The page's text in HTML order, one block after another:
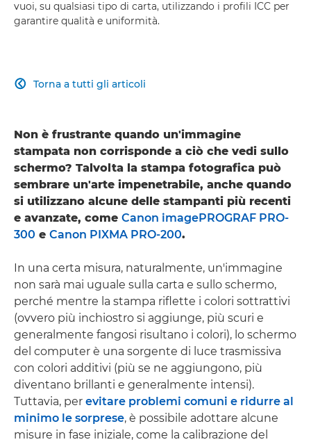
vuoi, su qualsiasi tipo di carta, utilizzando i profili ICC per
garantire qualità e uniformità.
Torna a tutti gli articoli

Non è frustrante quando un'immagine
stampata non corrisponde a ciò che vedi sullo
schermo? Talvolta la stampa fotografica può
sembrare un'arte impenetrabile, anche quando
si utilizzano alcune delle stampanti più recenti
e avanzate, come Canon imagePROGRAF PRO-
300 e Canon PIXMA PRO-200.
In una certa misura, naturalmente, un'immagine
non sarà mai uguale sulla carta e sullo schermo,
perché mentre la stampa riflette i colori sottrattivi
(ovvero più inchiostro si aggiunge, più scuri e
generalmente fangosi risultano i colori), lo schermo
del computer è una sorgente di luce trasmissiva
con colori additivi (più se ne aggiungono, più
diventano brillanti e generalmente intensi).
Tuttavia, per evitare problemi comuni e ridurre al
minimo le sorprese, è possibile adottare alcune
misure in fase iniziale, come la calibrazione del